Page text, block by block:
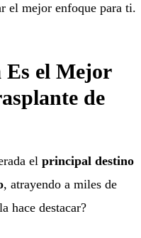
el mejor enfoque para ti.
Es el Mejor
de
el principal destino
, atrayendo a miles de
hace destacar?